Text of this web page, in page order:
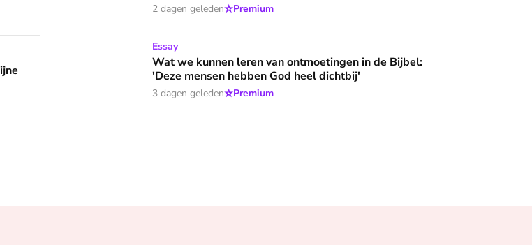
2 dagen geleden⭐Premium
Wat we kunnen leren van ontmoetingen in de Bijbel: 'Deze mensen hebben God heel
Essay
Wat we kunnen leren van ontmoetingen in de Bijbel:
'Deze mensen hebben God heel dichtbij'
3 dagen geleden⭐Premium